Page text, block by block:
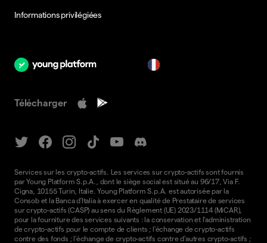
Informations privilégiées
Télécharger
Services sur les crypto-actifs. Les services sur crypto-actifs sont fournis
par Young Platform S.p.A., dont le siège social est situé au 96/17, Via F.
Cigna, 10155 Turin, Italie. Young Platform S.p.A. est autorisée par la
Consob et la Banca d'Italia à exercer en qualité de Prestataire de services
sur crypto-actifs (CASP) au sens du Règlement (UE) 2023/1114 (MiCAR),
pour la fourniture des services suivants : la conservation et l'administration
de crypto-actifs pour le compte de clients ; l'échange de crypto-actifs
contre des fonds ; l'échange de crypto-actifs contre d'autres crypto-actifs ;